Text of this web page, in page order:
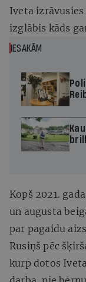
Iveta
izglābis kāds
IESAKĀM
Kopš 2021.
un augusta
par pagaidu
Rusiņš pēc
kurp dotos